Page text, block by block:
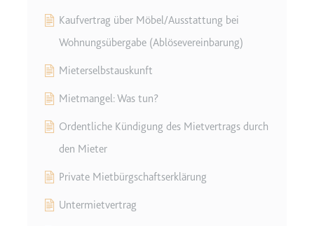
Kaufvertrag über Möbel/Ausstattung bei
Wohnungsübergabe (Ablösevereinbarung)
Mieterselbstauskunft
Mietmangel: Was tun?
Ordentliche Kündigung des Mietvertrags durch
den Mieter
Private Mietbürgschaftserklärung
Untermietvertrag